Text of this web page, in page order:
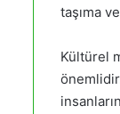
taşıma
Kültürel